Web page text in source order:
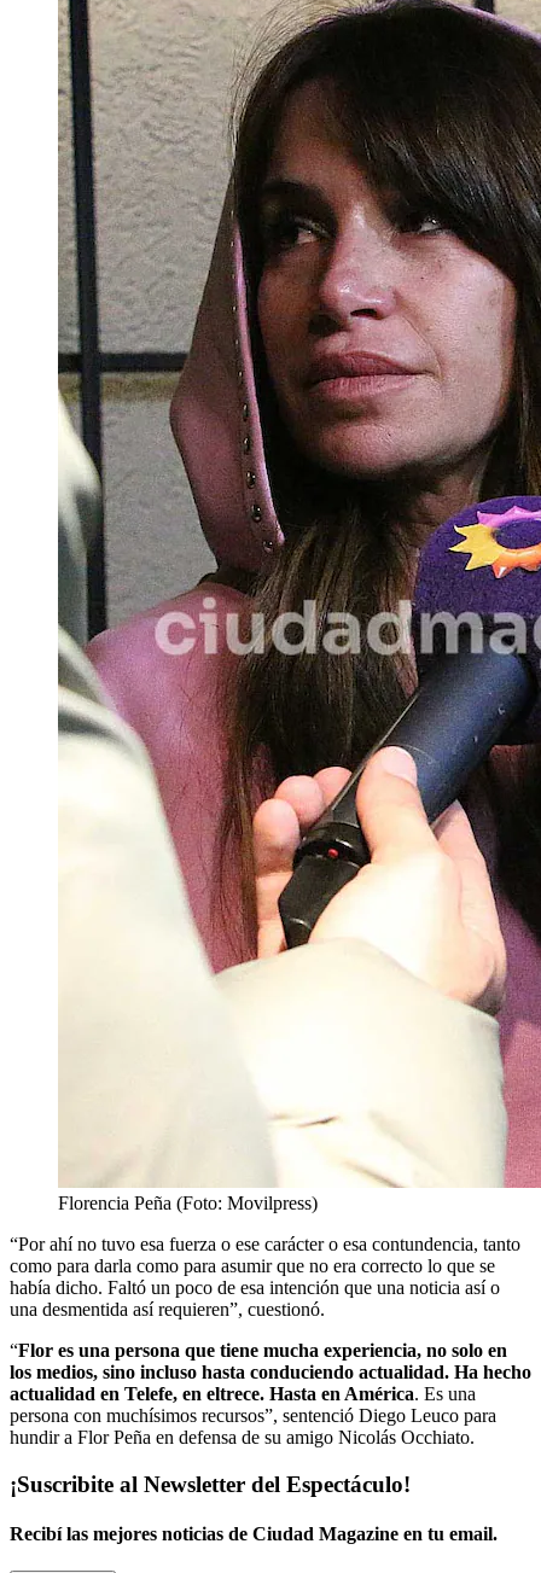
Florencia Peña (Foto: Movilpress)
“Por ahí no tuvo esa fuerza o ese carácter o esa contundencia, tanto
como para darla como para asumir que no era correcto lo que se
había dicho. Faltó un poco de esa intención que una noticia así o
una desmentida así requieren”, cuestionó.
“Flor es una persona que tiene mucha experiencia, no solo en
los medios, sino incluso hasta conduciendo actualidad. Ha hecho
actualidad en Telefe, en eltrece. Hasta en América. Es una
persona con muchísimos recursos”, sentenció Diego Leuco para
hundir a Flor Peña en defensa de su amigo Nicolás Occhiato.
¡Suscribite al Newsletter del Espectáculo!
Recibí las mejores noticias de Ciudad Magazine en tu email.